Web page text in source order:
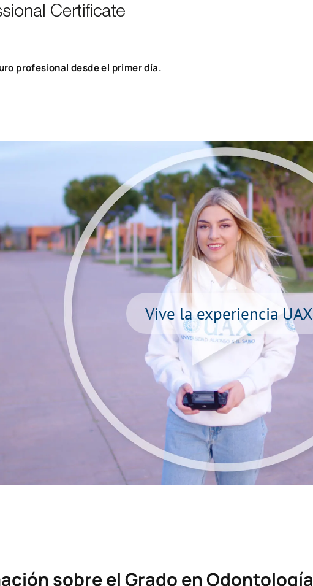
profesional desde el primer día.
Vive la experiencia UAX
sobre el Grado en Odontología